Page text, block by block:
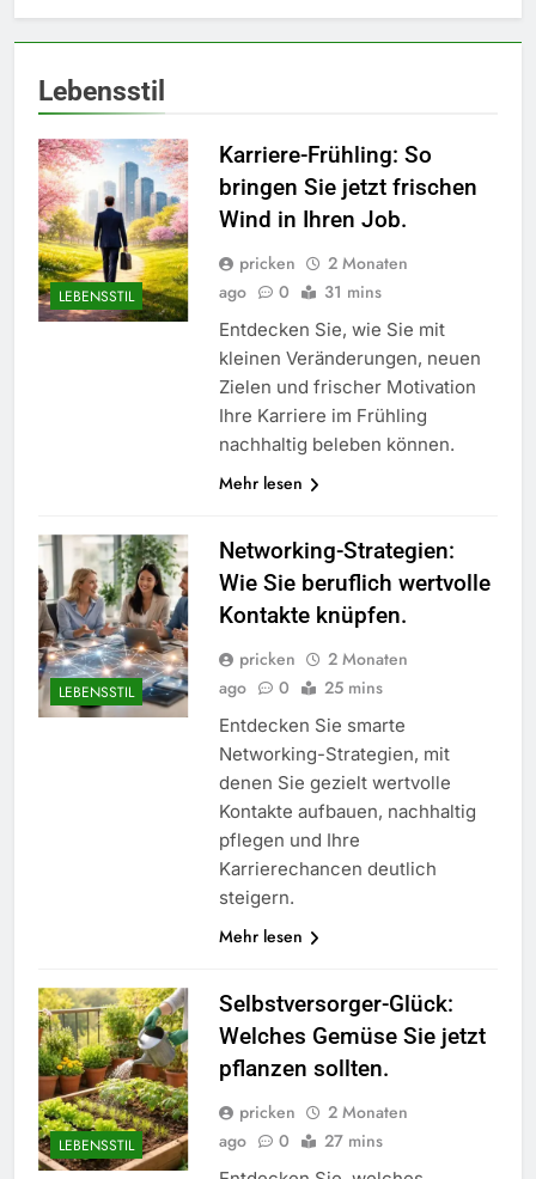
Lebensstil
LEBENSSTIL
Karriere-Frühling: So
bringen Sie jetzt frischen
Wind in Ihren Job.
pricken
2 Monaten
ago
0 31 mins
Entdecken Sie, wie Sie mit
kleinen Veränderungen, neuen
Zielen und frischer Motivation
Ihre Karriere im Frühling
nachhaltig beleben können.
Mehr lesen
LEBENSSTIL
Networking-Strategien:
Wie Sie beruflich wertvolle
Kontakte knüpfen.
pricken
2 Monaten
ago
0 25 mins
Entdecken Sie smarte
Networking-Strategien, mit
denen Sie gezielt wertvolle
Kontakte aufbauen, nachhaltig
pflegen und Ihre
Karrierechancen deutlich
steigern.
Mehr lesen
LEBENSSTIL
Selbstversorger-Glück:
Welches Gemüse Sie jetzt
pflanzen sollten.
pricken
2 Monaten
ago
0 27 mins